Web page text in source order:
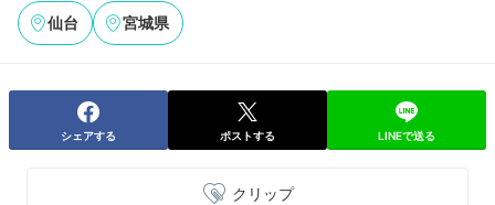
地物を堪能！
こだわりの創作料理
※設備・アメニティは、確認が取れている情報を表示しています。
仙台 宮城県
シェアする ポストする LINEで送る
クリップ